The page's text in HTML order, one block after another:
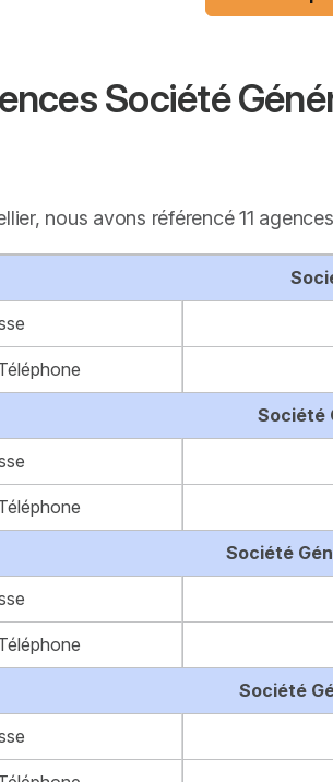
Société
nous avons référencé 11
Société
Société
Société